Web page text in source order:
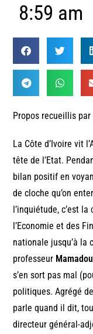
8:59 am
Propos recueillis par
La Côte d’Ivoire vit
tête de l’Etat.
bilan positif en
de cloche qu’on
l’inquiétude, c’est
l’Economie et des
nationale jusqu’à la
professeur
s’en sort pas mal
politiques. Agrégé
parle quand il dit,
directeur général-